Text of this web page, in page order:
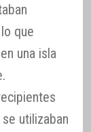
que
una isla
utilizaban